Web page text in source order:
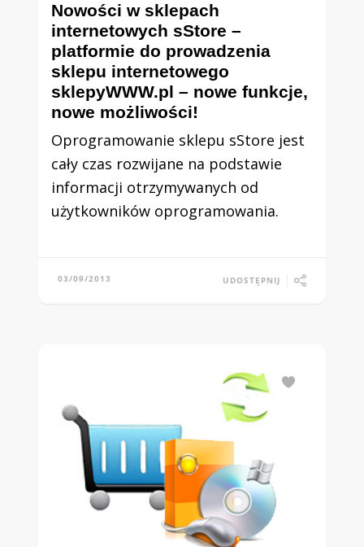
Nowości w sklepach
internetowych sStore –
platformie do prowadzenia
sklepu internetowego
sklepyWWW.pl – nowe funkcje,
nowe możliwości!
Oprogramowanie sklepu sStore jest
cały czas rozwijane na podstawie
informacji otrzymywanych od
użytkowników oprogramowania.
03/09/2013 UDOSTĘPNIJ